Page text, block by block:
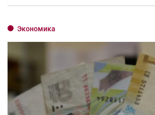
Экономика